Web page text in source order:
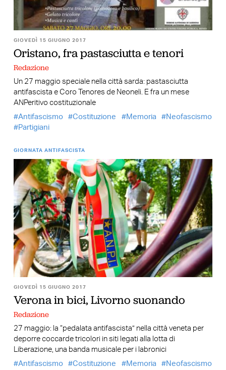
GIOVEDÌ 15 GIUGNO 2017
Oristano, fra pastasciutta e tenori
Redazione
Un 27 maggio speciale nella città sarda: pastasciutta
antifascista e Coro Tenores de Neoneli. E fra un mese
ANPeritivo costituzionale
Antifascismo
Costituzione Memoria
Neofascismo
Partigiani
GIORNATA ANTIFASCISTA
GIOVEDÌ 15 GIUGNO 2017
Verona in bici, Livorno suonando
Redazione
27 maggio: la “pedalata antifascista” nella città veneta per
deporre coccarde tricolori in siti legati alla lotta di
Liberazione, una banda musicale per i labronici
Antifascismo
Costituzione Memoria
Neofascismo